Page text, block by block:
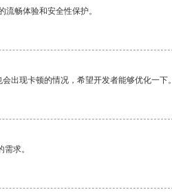
畅体验和安全性保护。
出现卡顿的情况，希望开发者能够优化一下。
求。